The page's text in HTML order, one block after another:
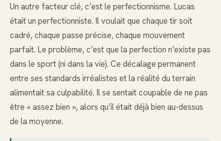
Un autre facteur clé, c’est le perfectionnisme. Lucas
était un perfectionniste. Il voulait que chaque tir soit
cadré, chaque passe précise, chaque mouvement
parfait. Le problème, c’est que la perfection n’existe pas
dans le sport (ni dans la vie). Ce décalage permanent
entre ses standards irréalistes et la réalité du terrain
alimentait sa culpabilité. Il se sentait coupable de ne pas
être « assez bien », alors qu’il était déjà bien au-dessus
de la moyenne.